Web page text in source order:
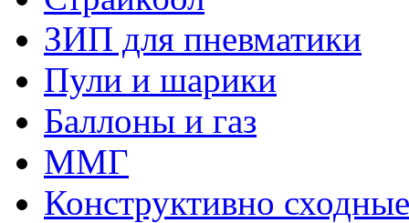
ЗИП для пневматики
Пули и шарики
Баллоны и газ
ММГ
Конструктивно